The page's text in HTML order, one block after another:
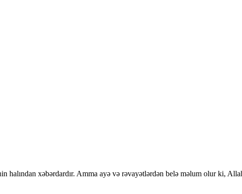
xəbərdardır. Amma ayə və rəvayətlərdən belə məlum olur ki,